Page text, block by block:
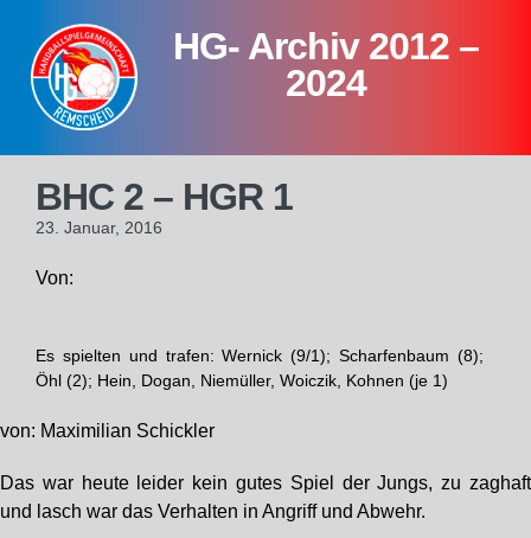
content
HG- Archiv 2012 –
2024
BHC 2 – HGR 1
23. Januar, 2016
Von:
Es spielten und trafen: Wernick (9/1); Scharfenbaum (8);
Öhl (2); Hein, Dogan, Niemüller, Woiczik, Kohnen (je 1)
von: Maximilian Schickler
Das war heute leider kein gutes Spiel der Jungs, zu zaghaft
und lasch war das Verhalten in Angriff und Abwehr.